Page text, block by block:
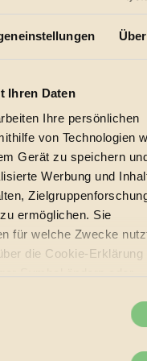
Ihren Daten
Ihre persönlichen
von Technologien
Gerät zu speichern
Werbung und
ermöglichen. Sie
für welche Zwecke
die Cookie-Erklärung
Lage erfassen,
vom
für Ideen, Menschen
Markt des